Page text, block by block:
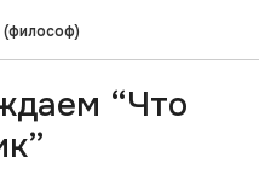
“Что